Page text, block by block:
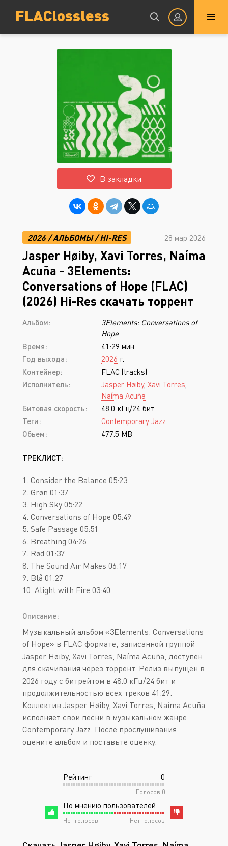
FLAClossless
Запомнить
ВОЙТИ НА САЙТ
Восстановить пароль
Или войти через
В закладки
2026 /АЛЬБОМЫ/HI-RES 28 мар 2026
Jasper Høiby, Xavi Torres, Naíma
Acuña - 3Elements:
Conversations of Hope (FLAC)
(2026) Hi-Res скачать торрент
Альбом:
3Elements: Conversations of
Hope
Время:
41:29 мин.
Год выхода:
2026 г.
Контейнер:
FLAC (tracks)
Исполнитель:
Jasper Høiby, Xavi Torres
Naíma Acuña
Битовая скорость:
48.0 кГц/24 бит
Теги:
Contemporary Jazz
Обьем:
477.5 MB
ТРЕКЛИСТ:
1. Consider the Balance 05:23
2. Grøn 01:37
3. High Sky 05:22
4. Conversations of Hope 05:49
5. Safe Passage 05:51
6. Breathing 04:26
7. Rød 01:37
8. The Sound Air Makes 06:17
9. Blå 01:27
10. Alight with Fire 03:40
Описание:
Музыкальный альбом «3Elements: Conversations
of Hope» в FLAC формате, записанной группой
Jasper Høiby, Xavi Torres, Naíma Acuña, доступен
для скачивания через торрент. Релиз выпущен в
2026 году с битрейтом в 48.0 кГц/24 бит и
продолжительностью всех треков 41:29.
Коллектив Jasper Høiby, Xavi Torres, Naíma Acuña
исполняет свои песни в музыкальном жанре
Contemporary Jazz. После прослушивания
оцените альбом и поставьте оценку.
Рейтинг 0
Голосов 0
По мнению пользователей
Нет голосов Нет голосов